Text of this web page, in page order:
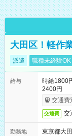
大田区！軽作
派遣 職種未経験OK
給与
時給1800
2400円
交通費
交通費 交
勤務地
東京都大